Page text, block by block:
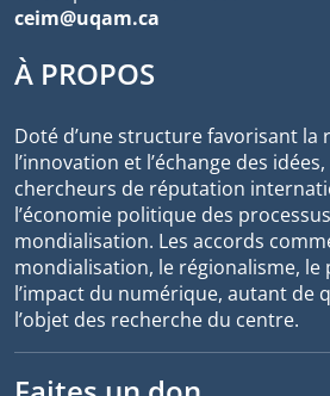
ceim@uqam.ca
À PROPOS
Doté d’une structure favorisant la
l’innovation et l’échange des
chercheurs de réputation
l’économie politique des
mondialisation. Les accords
mondialisation, le régionalisme, le
l’impact du numérique, autant de
l’objet des recherche du centre.